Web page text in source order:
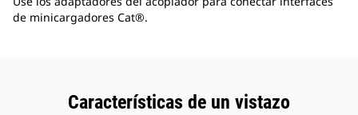
de minicargadores Cat®.
Características de un vistazo